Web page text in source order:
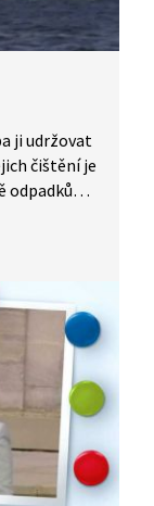
ji udržovat
čištění je
odpadků